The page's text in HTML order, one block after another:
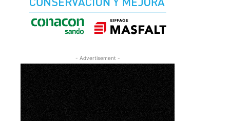
- Advertisement -